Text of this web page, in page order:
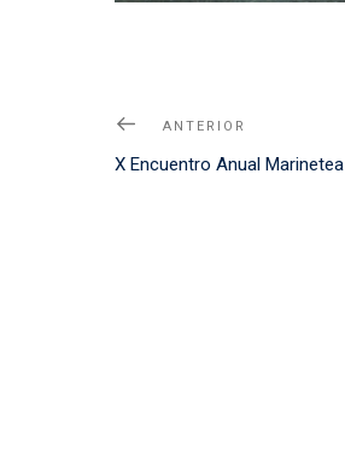
Navegación
de
Noticia
Anterior
ANTERIOR
X Encuentro Anual Marinetea